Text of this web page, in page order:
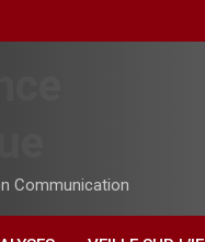
Communication